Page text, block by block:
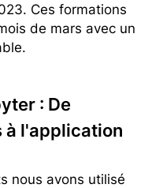
Ces formations
de mars avec un
: De
à l'application
nous avons utilisé